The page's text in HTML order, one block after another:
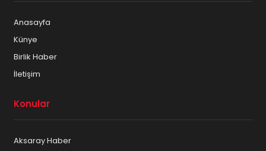
Anasayfa
Künye
Birlik Haber
İletişim
Konular
Aksaray Haber